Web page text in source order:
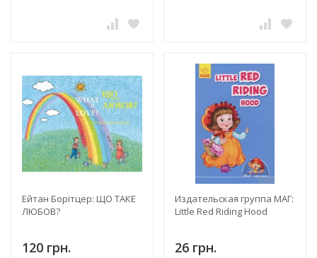
Ейтан Борітцер: ЩО ТАКЕ
ЛЮБОВ?
120 грн.
Издательская группа МАГ:
Little Red Riding Hood
26 грн.